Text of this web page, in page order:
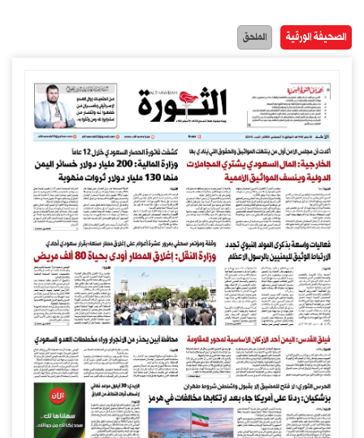
الصحيفة الورقية الملحق